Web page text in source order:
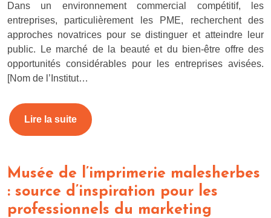
Dans un environnement commercial compétitif, les
entreprises, particulièrement les PME, recherchent des
approches novatrices pour se distinguer et atteindre leur
public. Le marché de la beauté et du bien-être offre des
opportunités considérables pour les entreprises avisées.
[Nom de l’Institut…
Lire la suite
Musée de l’imprimerie malesherbes
: source d’inspiration pour les
professionnels du marketing